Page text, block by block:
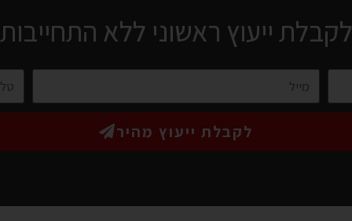
לקבלת ייעוץ ראשוני ללא התחייבות
לקבלת ייעוץ מהיר